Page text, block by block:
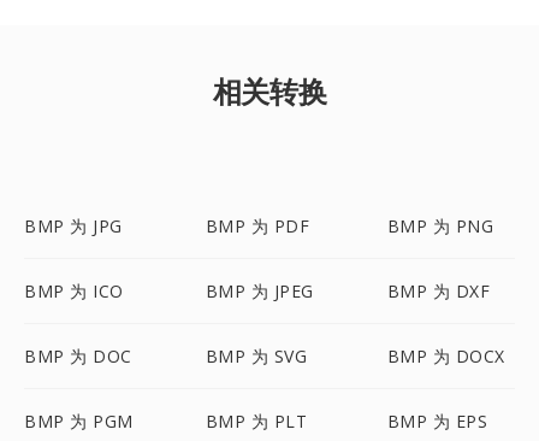
相关转换
BMP 为 JPG BMP 为 PDF BMP 为 PNG
BMP 为 ICO BMP 为 JPEG BMP 为 DXF
BMP 为 DOC BMP 为 SVG BMP 为 DOCX
BMP 为 PGM BMP 为 PLT BMP 为 EPS